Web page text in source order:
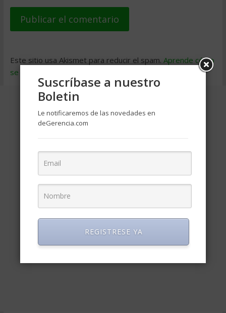
Este sitio usa Akismet para reducir el spam. Aprende cómo
se procesan los datos de tus comentarios
Suscríbase a nuestro
Boletin
Le notificaremos de las novedades en
deGerencia.com
REGISTRESE YA